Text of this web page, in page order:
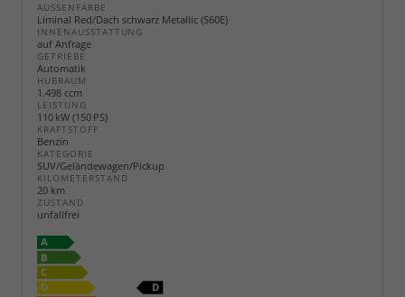
AUSSENFARBE
Liminal Red/Dach schwarz Metallic (S60E)
INNENAUSSTATTUNG
auf Anfrage
GETRIEBE
Automatik
HUBRAUM
1.498 ccm
LEISTUNG
110 kW (150 PS)
KRAFTSTOFF
Benzin
KATEGORIE
SUV/Geländewagen/Pickup
KILOMETERSTAND
20 km
ZUSTAND
unfallfrei